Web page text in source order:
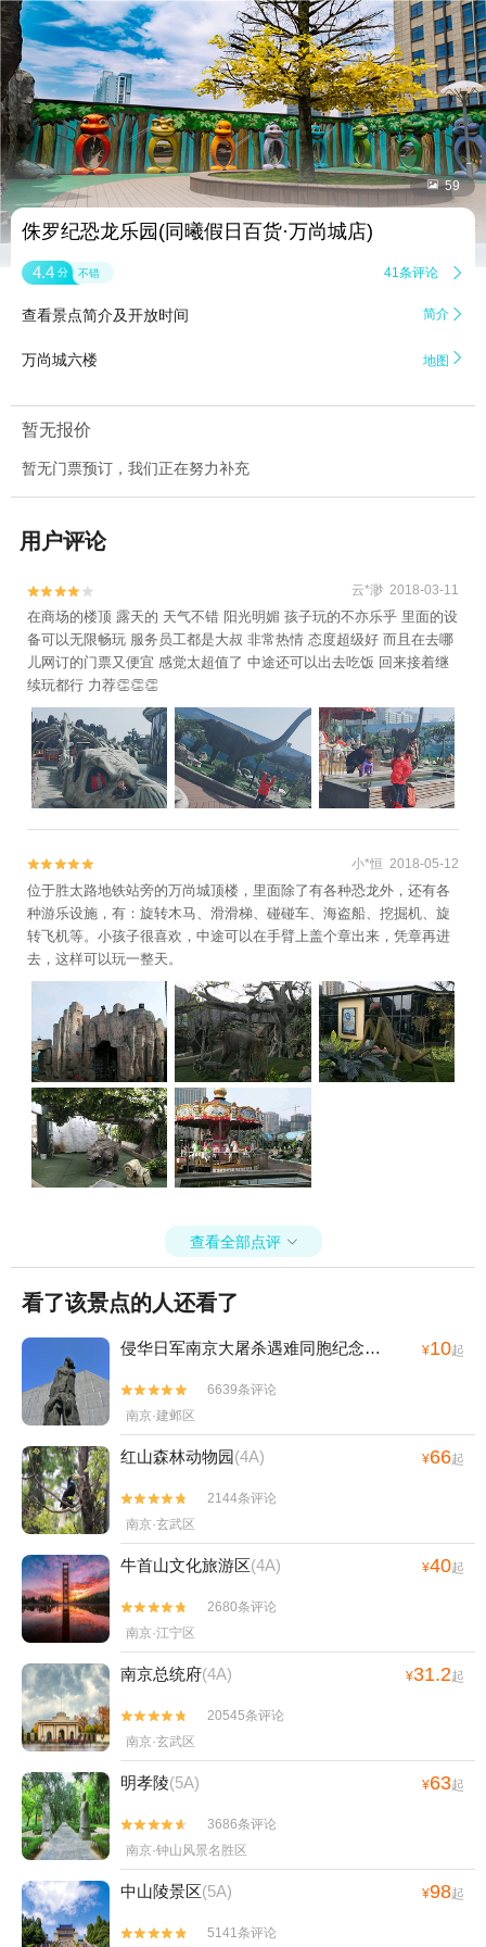
 59
侏罗纪恐龙乐园(同曦假日百货·万尚城店)
4.4 分 不错 41条评论 
查看景点简介及开放时间 简介 
万尚城六楼 地图 
暂无报价
暂无门票预订，我们正在努力补充
用户评论

 云*渺 2018-03-11
在商场的楼顶 露天的 天气不错 阳光明媚 孩子玩的不亦乐乎 里面的设
备可以无限畅玩 服务员工都是大叔 非常热情 态度超级好 而且在去哪
儿网订的门票又便宜 感觉太超值了 中途还可以出去吃饭 回来接着继
续玩都行 力荐👏👏👏

 小*恒 2018-05-12
位于胜太路地铁站旁的万尚城顶楼，里面除了有各种恐龙外，还有各
种游乐设施，有：旋转木马、滑滑梯、碰碰车、海盗船、挖掘机、旋
转飞机等。小孩子很喜欢，中途可以在手臂上盖个章出来，凭章再进
去，这样可以玩一整天。
查看全部点评 
看了该景点的人还看了
侵华日军南京大屠杀遇难同胞纪念馆 ¥10起


6639条评论
南京·建邺区
红山森林动物园(4A) ¥66起


2144条评论
南京·玄武区
牛首山文化旅游区(4A) ¥40起


2680条评论
南京·江宁区
南京总统府(4A) ¥31.2起


20545条评论
南京·玄武区
明孝陵(5A) ¥63起


3686条评论
南京·钟山风景名胜区
中山陵景区(5A) ¥98起

 5141条评论
